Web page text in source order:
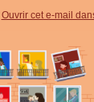
Ouvrir cet e-mail